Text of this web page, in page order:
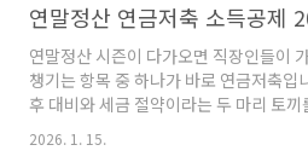
연말정산 연금저축 소득공제
연말정산 시즌이 다가오면 직장인들이
챙기는 항목 중 하나가 바로 연금저축입
후 대비와 세금 절약이라는 두 마리 토끼
수 있는 가장 확실한 수단이기 때문입니
만 많은 분이 연금저축을 소득공제로 오해
2026. 1. 15.